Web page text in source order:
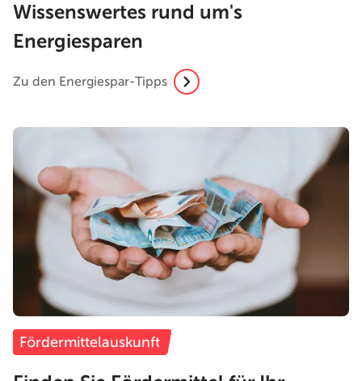
Wissenswertes rund um's
Energiesparen
Zu den Energiespar-Tipps
Fördermittelauskunft